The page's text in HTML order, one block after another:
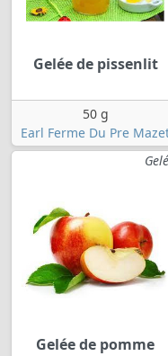
Gelée de pissenlit
50 g
Earl Ferme Du Pre
Gelée de pomme